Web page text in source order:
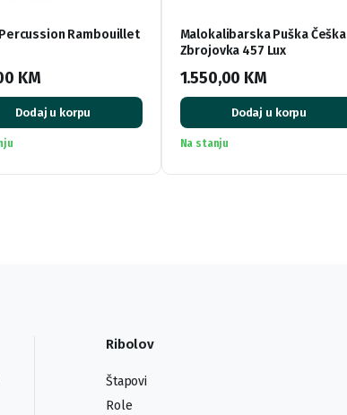
Rambouillet
KM
Dodaj u korpu
Malokalibarska Puška Češka
Zbrojovka 457 Lux
1.550,00 KM
Dodaj u korpu
Na stanju
Ribolov
Štapovi
Role